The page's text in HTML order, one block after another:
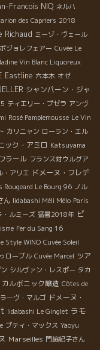
Francois NIQ ネルハ
des Capriers 2018
Richaud ミーゾ・ヴェール
ボジョレフェアー Cuvée Le
Vin Blanc Liquoreux
Eastline 六本木 オゼ
シャンパーン・ジャ
ティエリー・プゼラ アンヴ
Rosé Pamplemousse Le Vin
カリニャン ローラン・エル
ック・アミロ Katsuyama
ラール フランス対ウルグア
・アリエ ドメーヌ・フレデ
Rougeard Le Bourg 96 ノル
ん Iidabashi Méli Mélo Paris
ルミーズ 猛暑2018年 ビ
Fer du Sang 16
Style WINO Cuvée Soleil
ローブル Cuvée Marcel ツア
シルヴァン・レスポー タカ
ルボニック醸造 Côtes de
ーヴ・マルゴ ドメーヌ・
Iidabashi Le Ginglet ラモ
プティ・マックス Yaoyu
Marseilles 門脇紀子さん